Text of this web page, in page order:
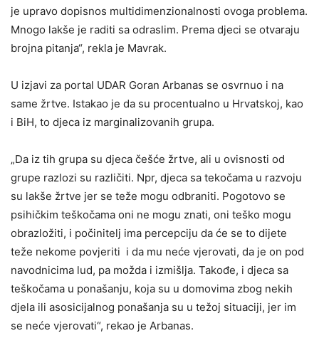
je upravo dopisnos multidimenzionalnosti ovoga problema.
Mnogo lakše je raditi sa odraslim. Prema djeci se otvaraju
brojna pitanja“, rekla je Mavrak.
U izjavi za portal UDAR Goran Arbanas se osvrnuo i na
same žrtve. Istakao je da su procentualno u Hrvatskoj, kao
i BiH, to djeca iz marginalizovanih grupa.
„Da iz tih grupa su djeca češće žrtve, ali u ovisnosti od
grupe razlozi su različiti. Npr, djeca sa tekočama u razvoju
su lakše žrtve jer se teže mogu odbraniti. Pogotovo se
psihičkim teškočama oni ne mogu znati, oni teško mogu
obrazložiti, i počinitelj ima percepciju da će se to dijete
teže nekome povjeriti i da mu neće vjerovati, da je on pod
navodnicima lud, pa možda i izmišlja. Takođe, i djeca sa
teškočama u ponašanju, koja su u domovima zbog nekih
djela ili asosicijalnog ponašanja su u težoj situaciji, jer im
se neće vjerovati“, rekao je Arbanas.